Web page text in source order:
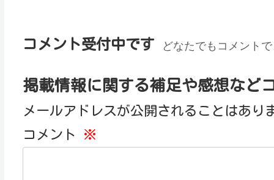
コメント受付中です どなたでもコメント
掲載情報に関する補足や感想など
メールアドレスが公開されることはあり
コメント
※